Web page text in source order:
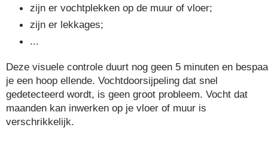
zijn er vochtplekken op de muur of vloer;
zijn er lekkages;
...
Deze visuele controle duurt nog geen 5 minuten en
je een hoop ellende. Vochtdoorsijpeling dat snel
gedetecteerd wordt, is geen groot probleem. Vocht dat
maanden kan inwerken op je vloer of muur is
verschrikkelijk.